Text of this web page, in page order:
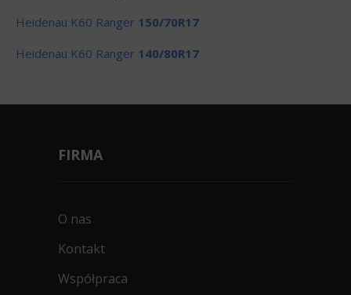
Heidenau K60 Ranger 150/70R17
Heidenau K60 Ranger 140/80R17
FIRMA
O nas
Kontakt
Współpraca